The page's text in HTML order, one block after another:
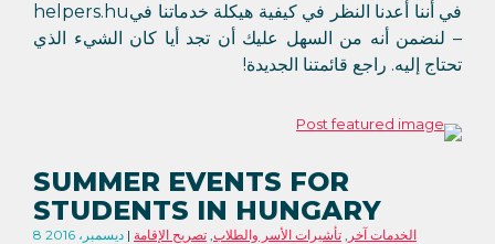
في أننا أعدنا النظر في كيفية هيكلة خدماتنا فيhelpers.hu
– لنضمن أنه من السهل عليك أن تجد أيا كان الشيء الذي
تحتاج إليه. راجع قائمتنا الجديدة!
SUMMER EVENTS FOR
STUDENTS IN HUNGARY
8 ديسمبر، 2016 الخدمات آخر , تأشيرات الأسر والطلاب, تصريح الإقامة